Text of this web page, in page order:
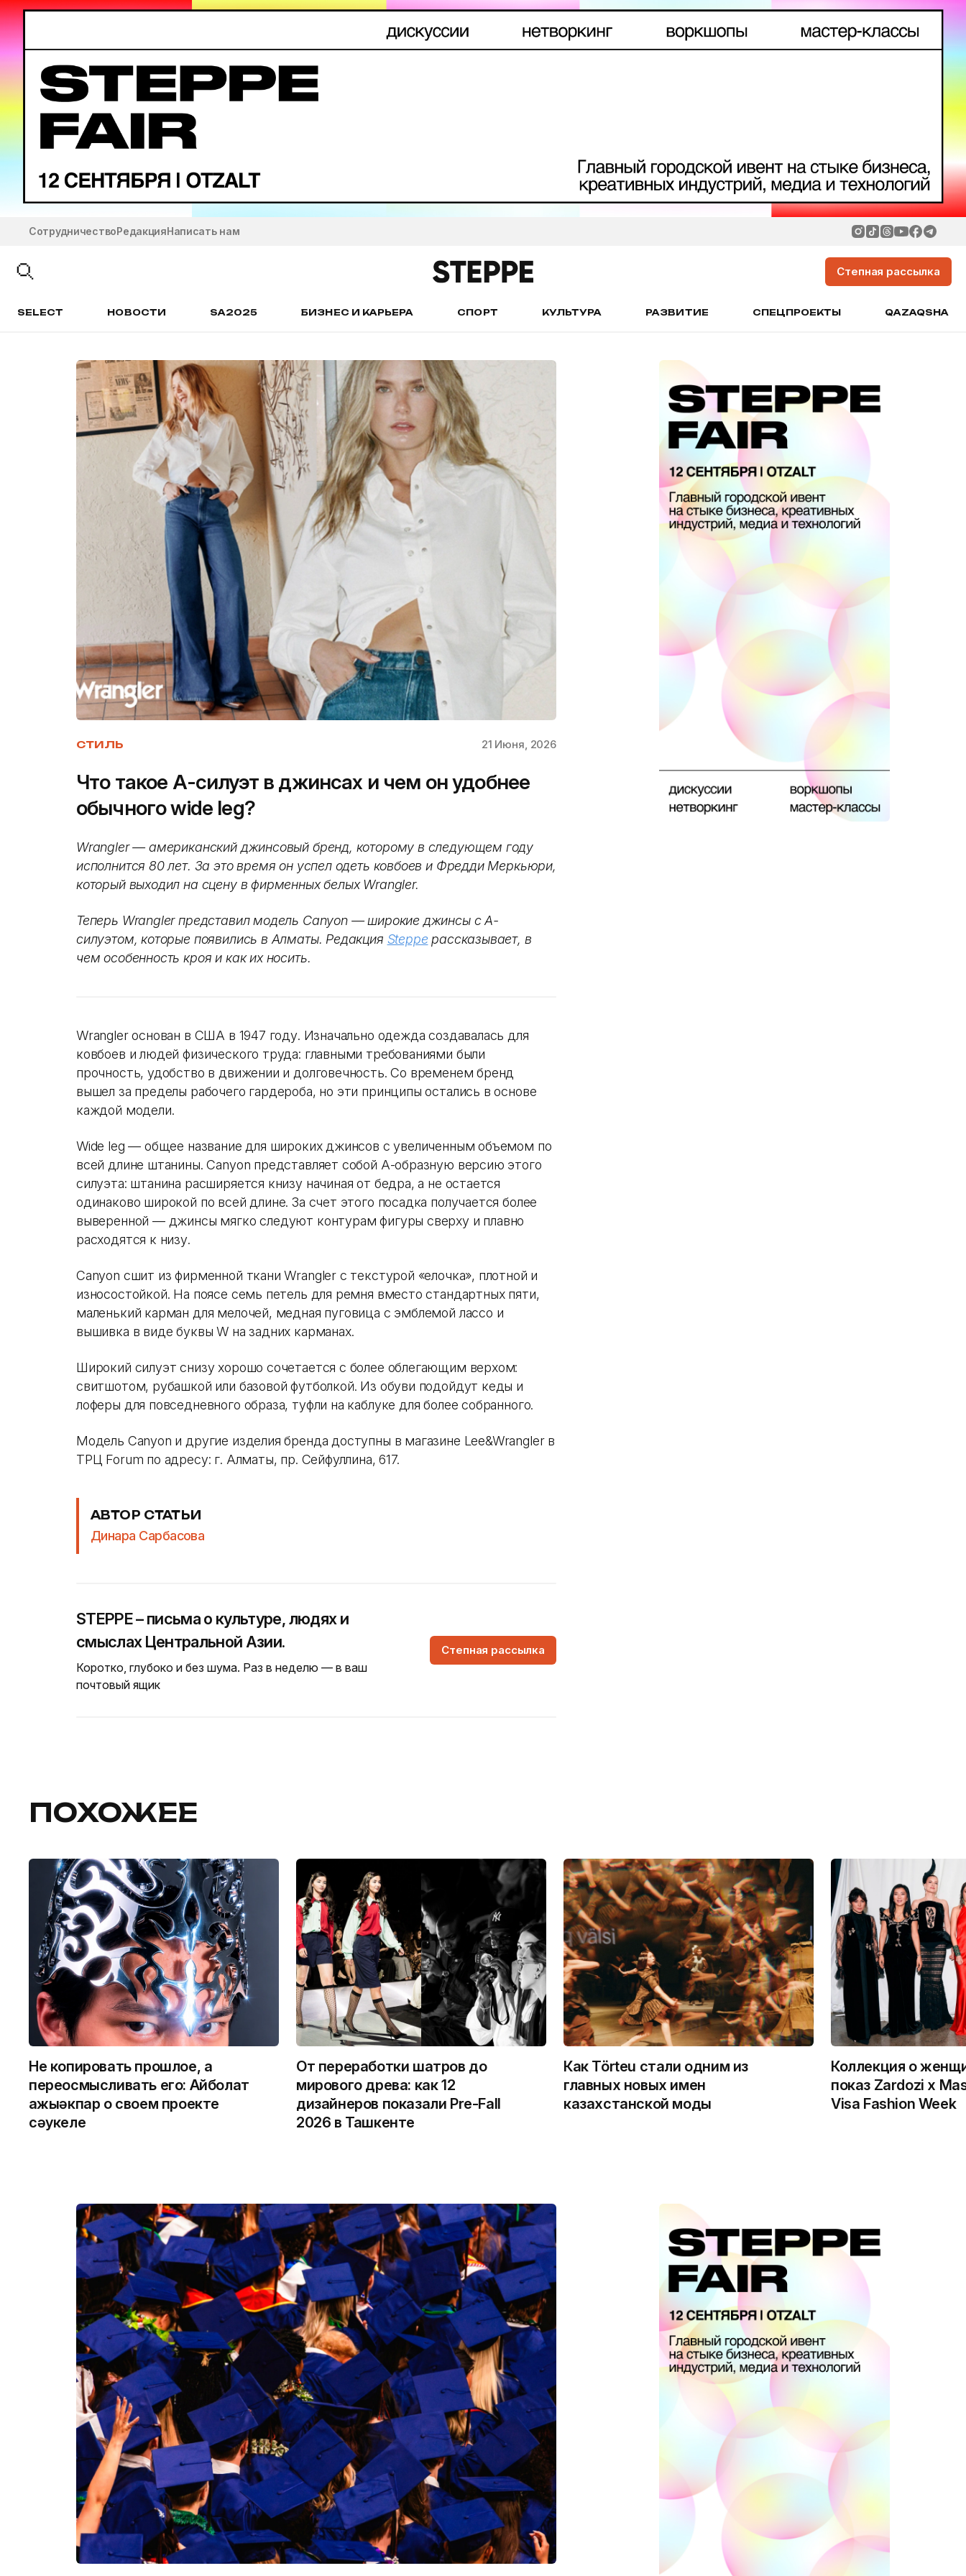
СотрудничествоРедакцияНаписать нам
Степная рассылка
SELECT НОВОСТИ SA2025 БИЗНЕС И КАРЬЕРА СПОРТ КУЛЬТУРА РАЗВИТИЕ СПЕЦПРОЕКТЫ QAZAQSHA
СТИЛЬ 21 Июня, 2026
Что такое А-силуэт в джинсах и чем он удобнее
обычного wide leg?
Wrangler — американский джинсовый бренд, которому в следующем году
исполнится 80 лет. За это время он успел одеть ковбоев и Фредди Меркьюри,
который выходил на сцену в фирменных белых Wrangler.
Теперь Wrangler представил модель Canyon — широкие джинсы с А-
силуэтом, которые появились в Алматы. Редакция Steppe рассказывает, в
чем особенность кроя и как их носить.
Wrangler основан в США в 1947 году. Изначально одежда создавалась для
ковбоев и людей физического труда: главными требованиями были
прочность, удобство в движении и долговечность. Со временем бренд
вышел за пределы рабочего гардероба, но эти принципы остались в основе
каждой модели.
Wide leg — общее название для широких джинсов с увеличенным объемом по
всей длине штанины. Canyon представляет собой А-образную версию этого
силуэта: штанина расширяется книзу начиная от бедра, а не остается
одинаково широкой по всей длине. За счет этого посадка получается более
выверенной — джинсы мягко следуют контурам фигуры сверху и плавно
расходятся к низу.
Canyon сшит из фирменной ткани Wrangler с текстурой «елочка», плотной и
износостойкой. На поясе семь петель для ремня вместо стандартных пяти,
маленький карман для мелочей, медная пуговица с эмблемой лассо и
вышивка в виде буквы W на задних карманах.
Широкий силуэт снизу хорошо сочетается с более облегающим верхом:
свитшотом, рубашкой или базовой футболкой. Из обуви подойдут кеды и
лоферы для повседневного образа, туфли на каблуке для более собранного.
Модель Canyon и другие изделия бренда доступны в магазине Lee&Wrangler в
ТРЦ Forum по адресу: г. Алматы, пр. Сейфуллина, 617.
АВТОР СТАТЬИ
Динара Сарбасова
STEPPE – письма о культуре, людях и
смыслах Центральной Азии.
Коротко, глубоко и без шума. Раз в неделю — в ваш
почтовый ящик
Степная рассылка
ПОХОЖЕЕ
Не копировать прошлое, а
переосмысливать его: Айболат
Қажыәкпар о своем проекте
сәукеле
От переработки шатров до
мирового древа: как 12
дизайнеров показали Pre-Fall
2026 в Ташкенте
Как Törteu стали одним из
главных новых имен
казахстанской моды
Коллекция о
показ Zardozi x
Visa Fashion Week